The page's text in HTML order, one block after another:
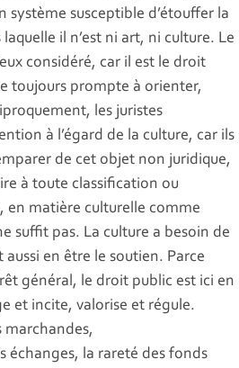
système susceptible d’étouffer la
il n’est ni art, ni culture. Le
considéré, car il est le droit
toujours prompte à orienter,
les juristes
à l’égard de la culture, car ils
de cet objet non juridique,
à toute classification ou
en matière culturelle comme
suffit pas. La culture a besoin de
en être le soutien. Parce
général, le droit public est ici en
et incite, valorise et régule.
marchandes,
échanges, la rareté des fonds